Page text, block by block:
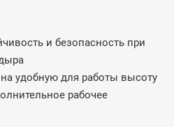
и безопасность при
удобную для работы высоту
рабочее